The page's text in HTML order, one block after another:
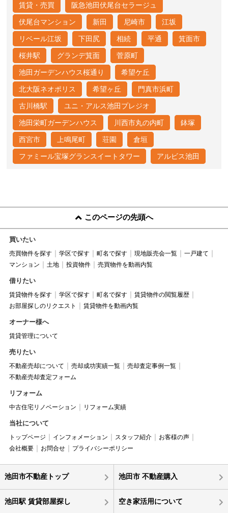
賃貸・売買 阪急池田伏尾台セラージュ
伏尾台マンション 新田 尼崎市 江坂
リベール江坂 下田尻 相続 平通 箕面市
桜井駅 グランデ箕面 菅原町
池田ガーデンハウス桜通り 希望ケ丘
北大阪ネオポリス 希望ヶ丘 門真市浜町
古川橋駅 ユニ・アルス池田プレジオ
池田栄町ガーデンハウス 川西市丸の内町 鉢塚
西宮市 上鳴尾町 荘園 倉垣
ファミール宝塚グランスイートタワー アルビス池田
このページの先頭へ
買いたい
売買物件を探す 学区で探す 町名で探す 現地販売会一覧
一戸建て
マンション
土地 投資物件 売買物件を動画内覧
借りたい
賃貸物件を探す 学区で探す 町名で探す
賃貸物件の閲覧履歴
お部屋探しのリクエスト
賃貸物件を動画内覧
オーナー様へ
賃貸管理について
売りたい
不動産売却について 売却成功実績一覧
売却査定事例一覧
不動産売却査定フォーム
リフォーム
中古住宅リノベーション リフォーム実績
当社について
トップページ インフォメーション スタッフ紹介
お客様の声
会社概要
お問合せ プライバシーポリシー
池田市不動産トップ 池田市 不動産購入
池田駅 賃貸部屋探し 空き家活用について